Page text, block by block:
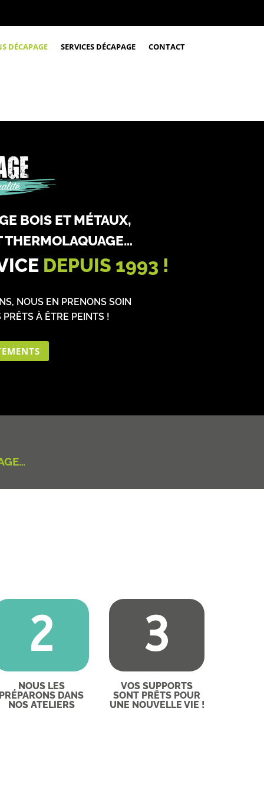
DÉCAPAGE SERVICES DÉCAPAGE CONTACT
BOIS ET MÉTAUX,
THERMOLAQUAGE…
DEPUIS 1993 !
NOUS EN PRENONS SOIN
À ÊTRE PEINTS !
2
NOUS LES
PRÉPARONS DANS
NOS ATELIERS
3
VOS SUPPORTS
SONT PRÊTS POUR
UNE NOUVELLE VIE !